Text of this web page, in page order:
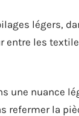
légers,
entre les
une nuance
refermer la